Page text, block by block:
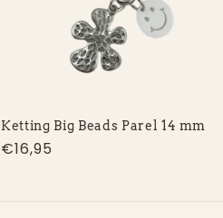
Ketting Big Beads Parel 14 mm
Normale
€16,95